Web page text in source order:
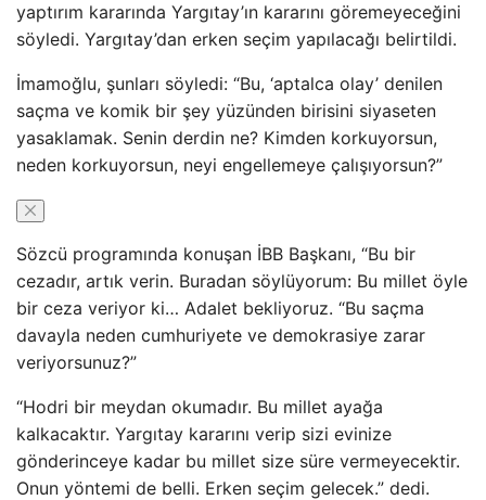
yaptırım kararında Yargıtay’ın kararını göremeyeceğini
söyledi. Yargıtay’dan erken seçim yapılacağı belirtildi.
İmamoğlu, şunları söyledi: “Bu, ‘aptalca olay’ denilen
saçma ve komik bir şey yüzünden birisini siyaseten
yasaklamak. Senin derdin ne? Kimden korkuyorsun,
neden korkuyorsun, neyi engellemeye çalışıyorsun?”
Sözcü programında konuşan İBB Başkanı, “Bu bir
cezadır, artık verin. Buradan söylüyorum: Bu millet öyle
bir ceza veriyor ki… Adalet bekliyoruz. “Bu saçma
davayla neden cumhuriyete ve demokrasiye zarar
veriyorsunuz?”
“Hodri bir meydan okumadır. Bu millet ayağa
kalkacaktır. Yargıtay kararını verip sizi evinize
gönderinceye kadar bu millet size süre vermeyecektir.
Onun yöntemi de belli. Erken seçim gelecek.” dedi.